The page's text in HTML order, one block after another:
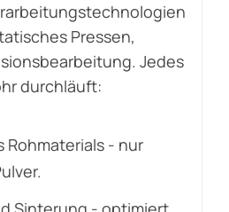
Pressen,
Jedes
durchläuft:
Rohmaterials - nur